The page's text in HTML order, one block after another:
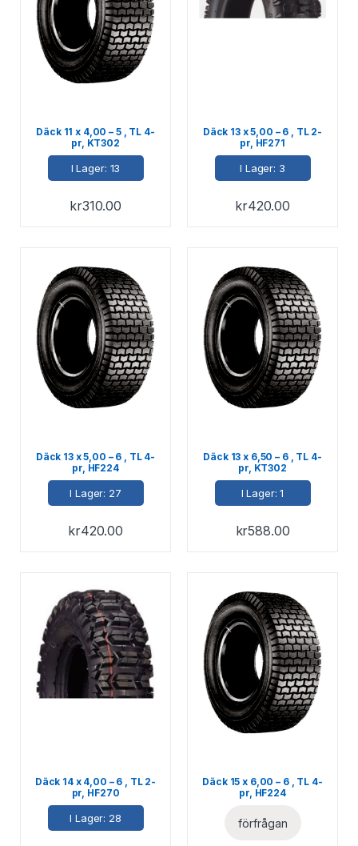
Däck 11 x 4,00 – 5 , TL 4-
pr, KT302
I Lager: 13
kr310.00
Däck 13 x 5,00 – 6 , TL 2-
pr, HF271
I Lager: 3
kr420.00
Däck 13 x 5,00 – 6 , TL 4-
pr, HF224
I Lager: 27
kr420.00
Däck 13 x 6,50 – 6 , TL 4-
pr, KT302
I Lager: 1
kr588.00
Däck 14 x 4,00 – 6 , TL 2-
pr, HF270
I Lager: 28
Däck 15 x 6,00 – 6 , TL 4-
pr, HF224
förfrågan